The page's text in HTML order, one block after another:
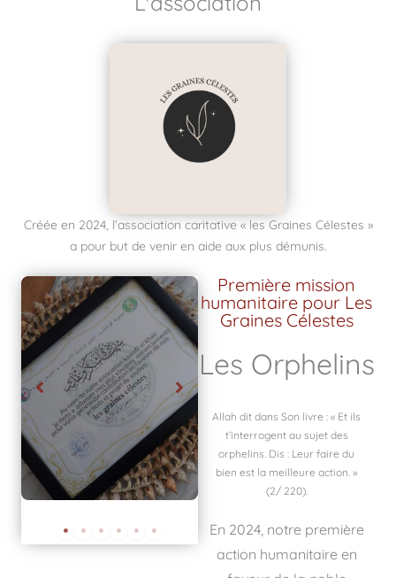
Créée en 2024, l’association caritative « les Graines Célestes »
a pour but de venir en aide aux plus démunis.
Première mission
humanitaire pour Les
Graines Célestes
Les Orphelins
Allah dit dans Son livre : « Et ils
t’interrogent au sujet des
orphelins. Dis : Leur faire du
bien est la meilleure action. »
(2/ 220).
En 2024, notre première
action humanitaire en